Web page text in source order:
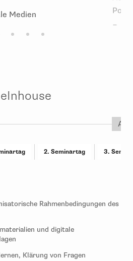
Medien
Inhouse
2. Seminartag 3.
Rahmenbedingungen des
und digitale
Klärung von Fragen